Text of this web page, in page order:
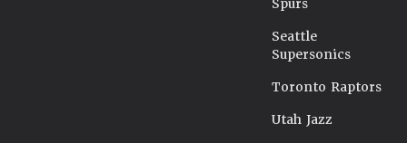
Spurs
Seattle
Supersonics
Toronto Raptors
Utah Jazz